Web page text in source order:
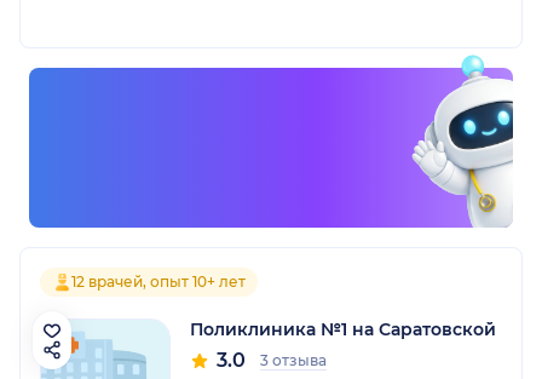
12 врачей, опыт 10+ лет
Поликлиника №1 на Саратовской
3.0 3 отзыва